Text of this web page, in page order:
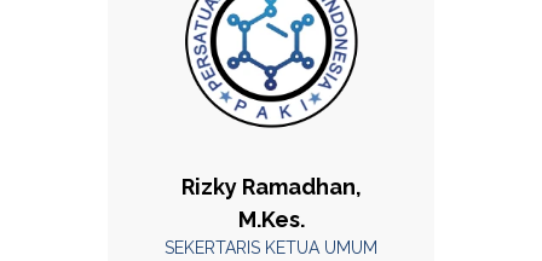
Rizky Ramadhan,
M.Kes.
SEKERTARIS KETUA UMUM